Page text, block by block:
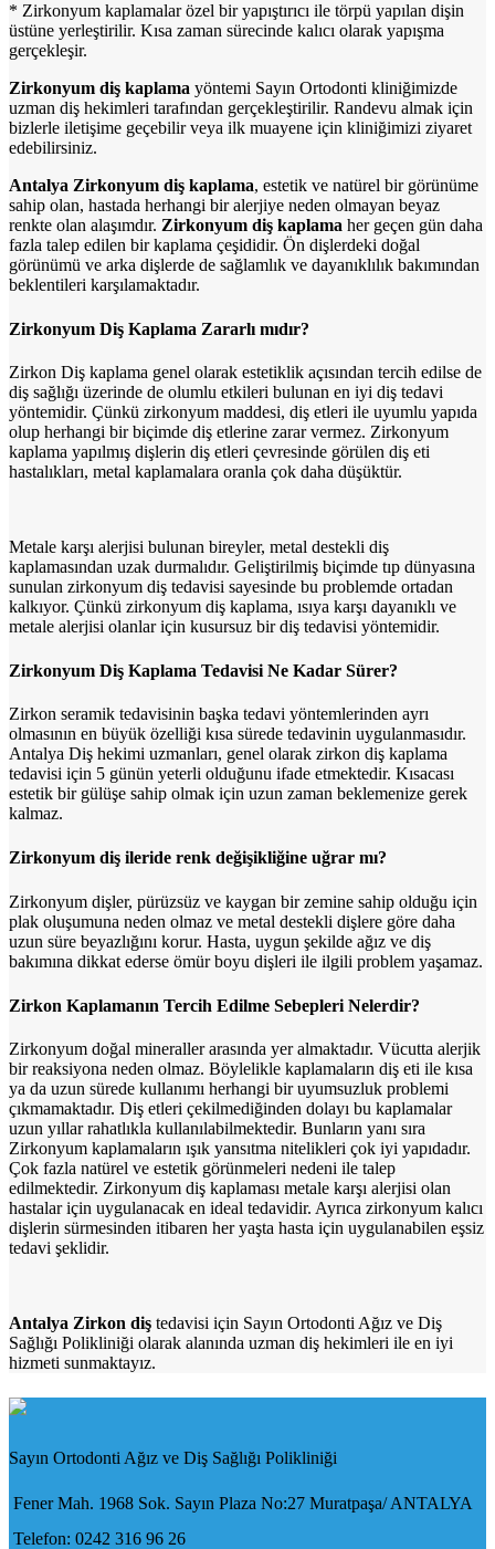
* Zirkonyum kaplamalar özel bir yapıştırıcı ile törpü yapılan dişin
üstüne yerleştirilir. Kısa zaman sürecinde kalıcı olarak yapışma
gerçekleşir.
Zirkonyum diş kaplama yöntemi Sayın Ortodonti kliniğimizde
uzman diş hekimleri tarafından gerçekleştirilir. Randevu almak için
bizlerle iletişime geçebilir veya ilk muayene için kliniğimizi ziyaret
edebilirsiniz.
Antalya Zirkonyum diş kaplama, estetik ve natürel bir görünüme
sahip olan, hastada herhangi bir alerjiye neden olmayan beyaz
renkte olan alaşımdır. Zirkonyum diş kaplama her geçen gün daha
fazla talep edilen bir kaplama çeşididir. Ön dişlerdeki doğal
görünümü ve arka dişlerde de sağlamlık ve dayanıklılık bakımından
beklentileri karşılamaktadır.
Zirkonyum Diş Kaplama Zararlı mıdır?
Zirkon Diş kaplama genel olarak estetiklik açısından tercih edilse de
diş sağlığı üzerinde de olumlu etkileri bulunan en iyi diş tedavi
yöntemidir. Çünkü zirkonyum maddesi, diş etleri ile uyumlu yapıda
olup herhangi bir biçimde diş etlerine zarar vermez. Zirkonyum
kaplama yapılmış dişlerin diş etleri çevresinde görülen diş eti
hastalıkları, metal kaplamalara oranla çok daha düşüktür.
Metale karşı alerjisi bulunan bireyler, metal destekli diş
kaplamasından uzak durmalıdır. Geliştirilmiş biçimde tıp dünyasına
sunulan zirkonyum diş tedavisi sayesinde bu problemde ortadan
kalkıyor. Çünkü zirkonyum diş kaplama, ısıya karşı dayanıklı ve
metale alerjisi olanlar için kusursuz bir diş tedavisi yöntemidir.
Zirkonyum Diş Kaplama Tedavisi Ne Kadar Sürer?
Zirkon seramik tedavisinin başka tedavi yöntemlerinden ayrı
olmasının en büyük özelliği kısa sürede tedavinin uygulanmasıdır.
Antalya Diş hekimi uzmanları, genel olarak zirkon diş kaplama
tedavisi için 5 günün yeterli olduğunu ifade etmektedir. Kısacası
estetik bir gülüşe sahip olmak için uzun zaman beklemenize gerek
kalmaz.
Zirkonyum diş ileride renk değişikliğine uğrar mı?
Zirkonyum dişler, pürüzsüz ve kaygan bir zemine sahip olduğu için
plak oluşumuna neden olmaz ve metal destekli dişlere göre daha
uzun süre beyazlığını korur. Hasta, uygun şekilde ağız ve diş
bakımına dikkat ederse ömür boyu dişleri ile ilgili problem yaşamaz.
Zirkon Kaplamanın Tercih Edilme Sebepleri Nelerdir?
Zirkonyum doğal mineraller arasında yer almaktadır. Vücutta alerjik
bir reaksiyona neden olmaz. Böylelikle kaplamaların diş eti ile kısa
ya da uzun sürede kullanımı herhangi bir uyumsuzluk problemi
çıkmamaktadır. Diş etleri çekilmediğinden dolayı bu kaplamalar
uzun yıllar rahatlıkla kullanılabilmektedir. Bunların yanı sıra
Zirkonyum kaplamaların ışık yansıtma nitelikleri çok iyi yapıdadır.
Çok fazla natürel ve estetik görünmeleri nedeni ile talep
edilmektedir. Zirkonyum diş kaplaması metale karşı alerjisi olan
hastalar için uygulanacak en ideal tedavidir. Ayrıca zirkonyum kalıcı
dişlerin sürmesinden itibaren her yaşta hasta için uygulanabilen eşsiz
tedavi şeklidir.
Antalya Zirkon diş tedavisi için Sayın Ortodonti Ağız ve Diş
Sağlığı Polikliniği olarak alanında uzman diş hekimleri ile en iyi
hizmeti sunmaktayız.
Sayın Ortodonti Ağız ve Diş Sağlığı Polikliniği
Fener Mah. 1968 Sok. Sayın Plaza No:27 Muratpaşa/ ANTALYA
Telefon: 0242 316 96 26